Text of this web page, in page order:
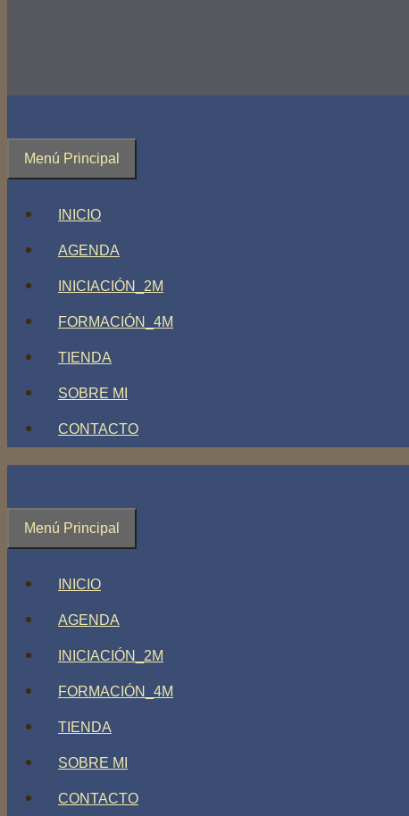
Menú Principal
INICIO
AGENDA
INICIACIÓN_2M
FORMACIÓN_4M
TIENDA
SOBRE MI
CONTACTO
Menú Principal
INICIO
AGENDA
INICIACIÓN_2M
FORMACIÓN_4M
TIENDA
SOBRE MI
CONTACTO